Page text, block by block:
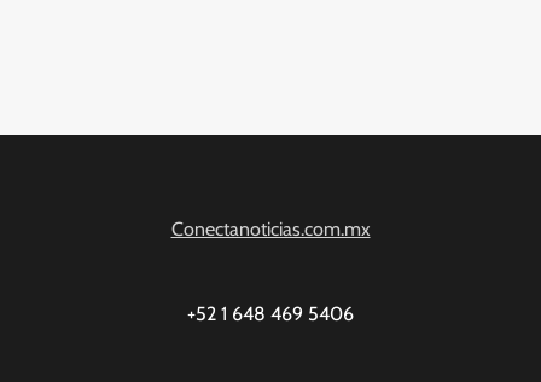
Conectanoticias.com.mx
+52 1 648 469 5406